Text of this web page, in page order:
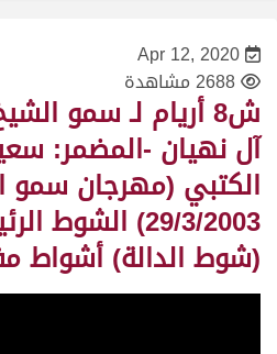
Apr 12, 2020
2688 مشاهدة
ش8 أريام لـ سمو
آل نهيان -المضمر:
الكتبي (مهرجان سمو
29/3/2003)
(شوط الدالة) أشواط